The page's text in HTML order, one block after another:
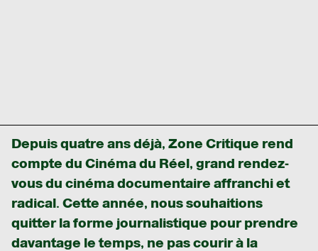
Depuis quatre ans déjà, Zone Critique rend
compte du Cinéma du Réel, grand rendez-
vous du cinéma documentaire affranchi et
radical. Cette année, nous souhaitions
quitter la forme journalistique pour prendre
davantage le temps, ne pas courir à la